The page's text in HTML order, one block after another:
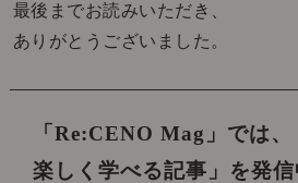
最後までお読みいただき、
ありがとうございました。
「Re:CENO Mag」では、
楽しく学べる記事」を発信